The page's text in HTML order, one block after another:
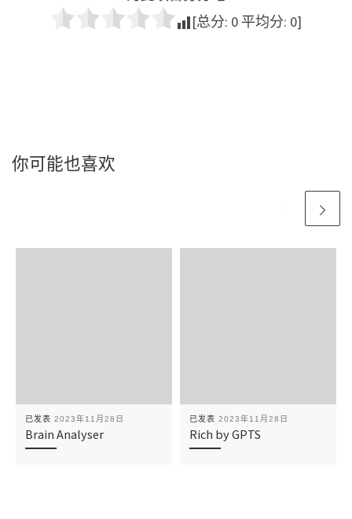
[总分: 0 平均分: 0]
你可能也喜欢
已发表 2023年11月28日
Brain Analyser
已发表 2023年11月28日
Rich by GPTS